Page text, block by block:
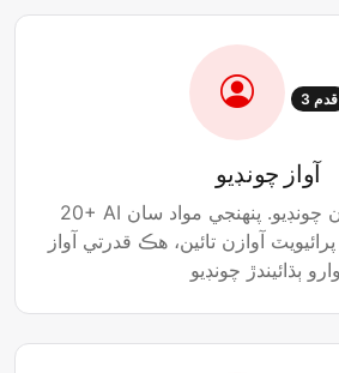
قدم 3
آواز چونڊيو
20+ AI آوازن ۽ ماڊلن مان چونڊيو. پنهنجي مواد سان
آوازن تائين، هڪ قدرتي آواز